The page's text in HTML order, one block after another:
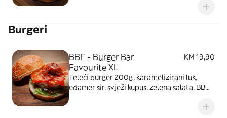
Burgeri
BBF - Burger Bar
Favourite XL
KM 19,90
Teleći burger 200g, karamelizirani luk,
edamer sir, svježi kupus, zelena salata, BB